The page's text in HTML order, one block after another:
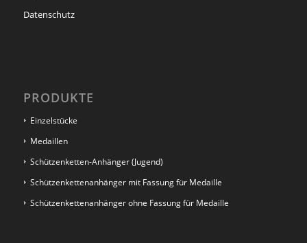
Datenschutz
PRODUKTE
Einzelstücke
Medaillen
Schützenketten-Anhänger (Jugend)
Schützenkettenanhänger mit Fassung für Medaille
Schützenkettenanhänger ohne Fassung für Medaille